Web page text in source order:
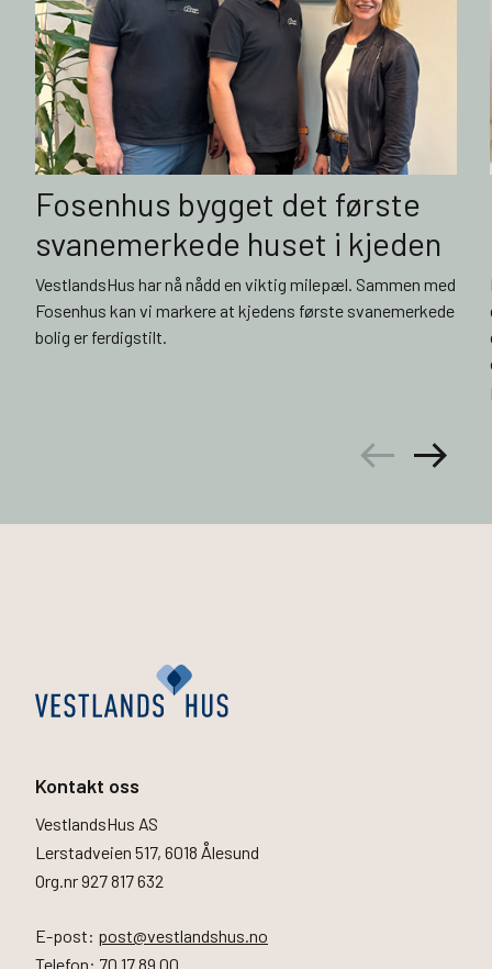
Fosenhus bygget det første
svanemerkede huset i kjeden
VestlandsHus har nå nådd en viktig milepæl. Sammen med
Fosenhus kan vi markere at kjedens første svanemerkede
bolig er ferdigstilt.
arrow_left_alt arrow_right_alt
Kontakt oss
VestlandsHus AS
Lerstadveien 517, 6018 Ålesund
Org.nr 927 817 632
E-post: post@vestlandshus.no
Telefon: 70 17 89 00